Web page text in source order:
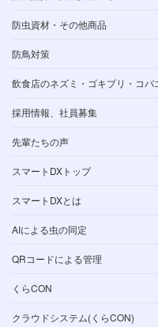
防虫資材・その他商品
防鳥対策
飲食店のネズミ・ゴキブリ・コバ
採用情報、社員募集
先輩たちの声
スマートDXトップ
スマートDXとは
AIによる虫の同定
QRコードによる管理
くらCON
クラウドシステム(くらCON)